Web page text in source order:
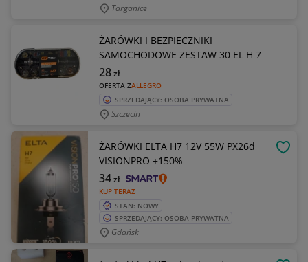
Targanice
ŻARÓWKI I BEZPIECZNIKI
SAMOCHODOWE ZESTAW 30 EL H 7
OFERTA ZALLEGRO
28zł
SPRZEDAJĄCY: OSOBA PRYWATNA
Szczecin
ŻARÓWKI ELTA H7 12V 55W PX26d
VISIONPRO +150%
KUP TERAZ
34zł
STAN: NOWY
SPRZEDAJĄCY: OSOBA PRYWATNA
Gdańsk